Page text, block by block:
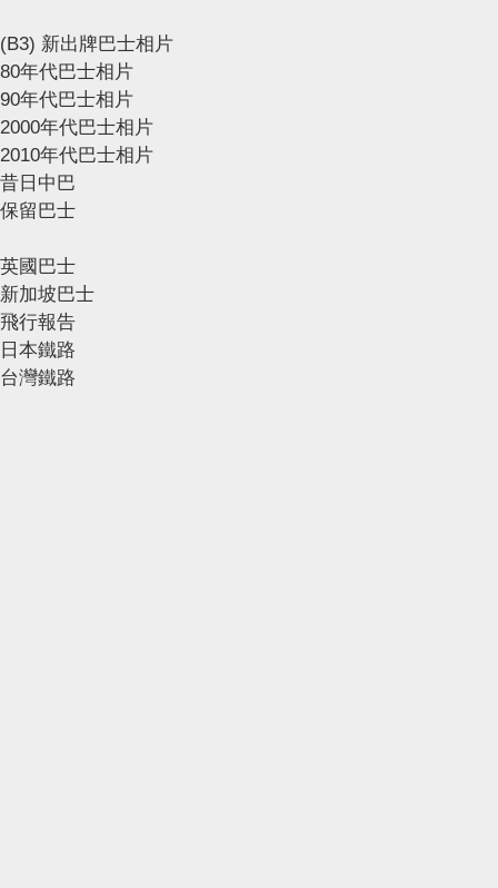
(B3) 新出牌巴士相片
80年代巴士相片
90年代巴士相片
2000年代巴士相片
2010年代巴士相片
昔日中巴
保留巴士
英國巴士
新加坡巴士
飛行報告
日本鐵路
台灣鐵路